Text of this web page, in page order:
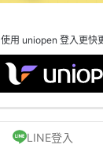
使用 uniopen 登入更快
LINE登入